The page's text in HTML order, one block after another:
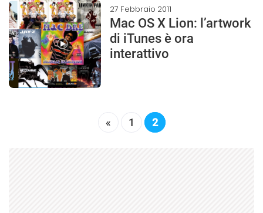
27 Febbraio 2011
Mac OS X Lion: l’artwork
di iTunes è ora
interattivo
« 1 2